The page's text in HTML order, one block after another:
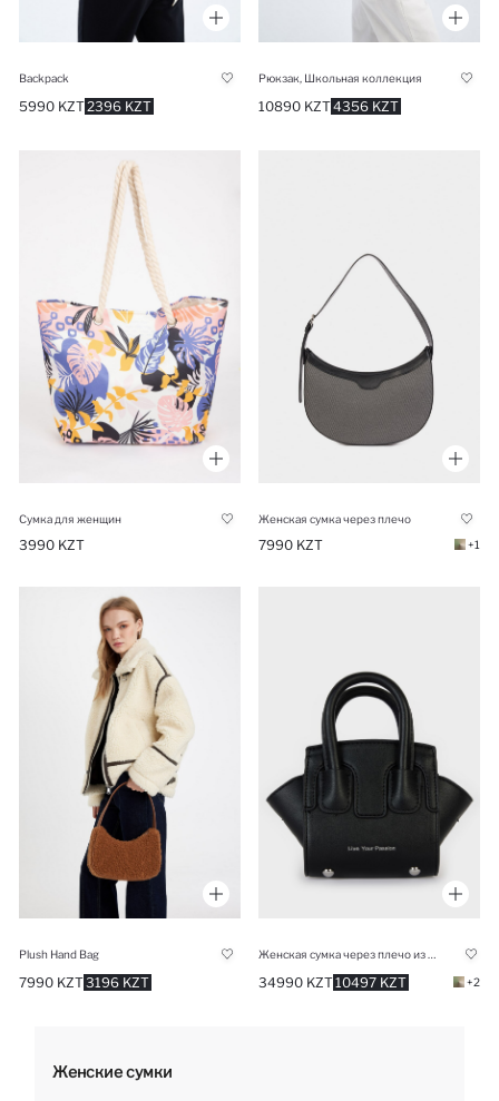
Backpack
2396 KZT
5990 KZT
Рюкзак, Школьная коллекция
4356 KZT
10890 KZT
Сумка для женщин
3990 KZT
Женская сумка через плечо
7990 KZT +1
Plush Hand Bag
3196 KZT
7990 KZT 10497 KZT
34990 KZT +2
Женские сумки